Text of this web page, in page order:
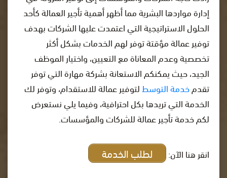
إدارة مواردها البشرية مما أظهر أهمية تأجير العمالة كأحد
الحلول الاستراتيجية التي اعتمدت عليها الشركات بهدف
توفير عمالة مؤقتة توفر لهم الخدمات بشكل أكثر
تخصصية وعدم المعاناة مع التعيين، واختيار الموظف
الجيد، حيث يمكنكم الاستعانة بشركة مهارة التي توفر
تقدمخدمة التوسطلتوفير عمالة للاستقدام، وتوفر لك
الخدمة التي تريدها بكل احترافية، وفيما يلي نستعرض
لكم خدمة تأجير عمالة للشركات والمؤسسات.
انقر هنا الآن: لطلب الخدمة